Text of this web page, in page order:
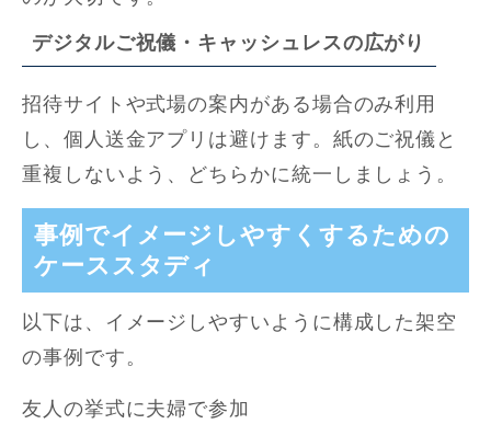
デジタルご祝儀・キャッシュレスの広がり
招待サイトや式場の案内がある場合のみ利用
し、個人送金アプリは避けます。紙のご祝儀と
重複しないよう、どちらかに統一しましょう。
事例でイメージしやすくするための
ケーススタディ
以下は、イメージしやすいように構成した架空
の事例です。
友人の挙式に夫婦で参加